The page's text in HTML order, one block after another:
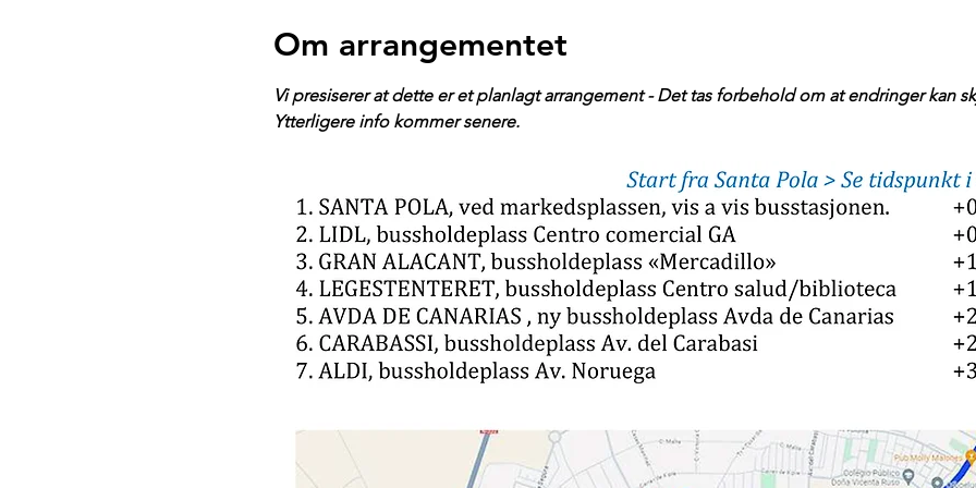
Om arrangementet
Vi presiserer at dette er et planlagt arrangement - Det tas forbehold om at endringer kan
Ytterligere info kommer senere.